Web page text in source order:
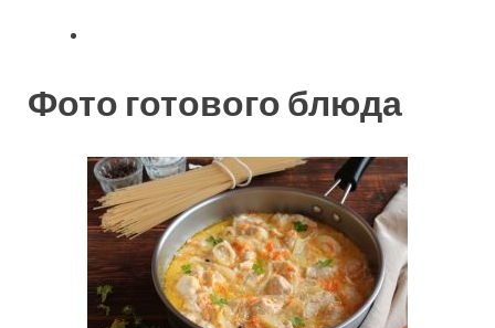
Фото готового блюда